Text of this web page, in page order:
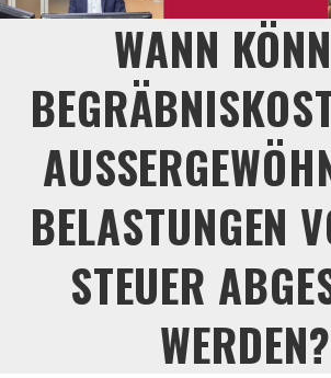
WANN
ELASTUNGEN
TEUER
ERDEN?